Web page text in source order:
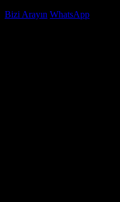
Bizi Arayın WhatsApp